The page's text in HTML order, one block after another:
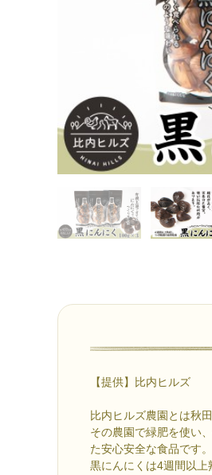
【提供】比内ヒルズ
比内ヒルズ農園とは秋
その農園で緑肥を使い
た安心安全な食品です。
黒にんにくは4週間以上